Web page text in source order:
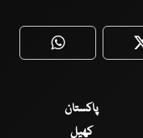
WhatsApp
پاکستان
کھیل